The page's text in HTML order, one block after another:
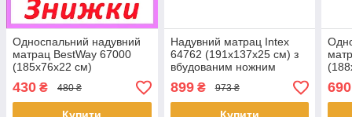
Односпальний надувний
матрац BestWay 67000
(185x76x22 см)
430 ₴ 480 ₴
Надувний матрац Intex
64762 (191x137x25 см) з
вбудованим ножним
насосом
899₴ 973 ₴ 690